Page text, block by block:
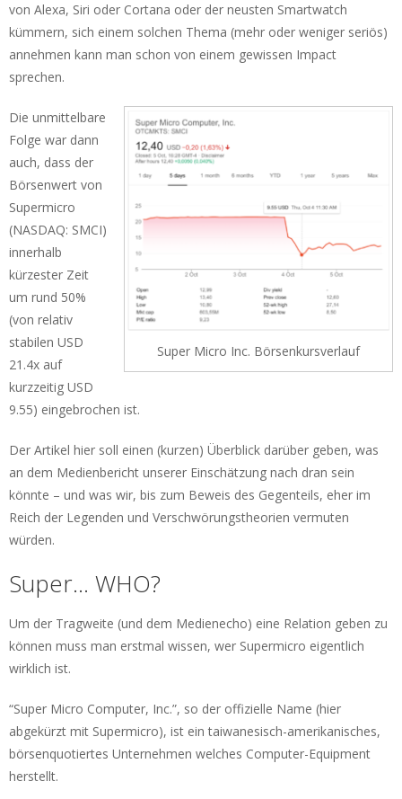
von Alexa, Siri oder Cortana oder der neusten Smartwatch
kümmern, sich einem solchen Thema (mehr oder weniger seriös)
annehmen kann man schon von einem gewissen Impact
sprechen.
Super Micro Inc. Börsenkursverlauf
Die unmittelbare
Folge war dann
auch, dass der
Börsenwert von
Supermicro
(NASDAQ: SMCI)
innerhalb
kürzester Zeit
um rund 50%
(von relativ
stabilen USD
21.4x auf
kurzzeitig USD
9.55) eingebrochen ist.
Der Artikel hier soll einen (kurzen) Überblick darüber geben, was
an dem Medienbericht unserer Einschätzung nach dran sein
könnte – und was wir, bis zum Beweis des Gegenteils, eher im
Reich der Legenden und Verschwörungstheorien vermuten
würden.
Super… WHO?
Um der Tragweite (und dem Medienecho) eine Relation geben zu
können muss man erstmal wissen, wer Supermicro eigentlich
wirklich ist.
“Super Micro Computer, Inc.”, so der offizielle Name (hier
abgekürzt mit Supermicro), ist ein taiwanesisch-amerikanisches,
börsenquotiertes Unternehmen welches Computer-Equipment
herstellt.